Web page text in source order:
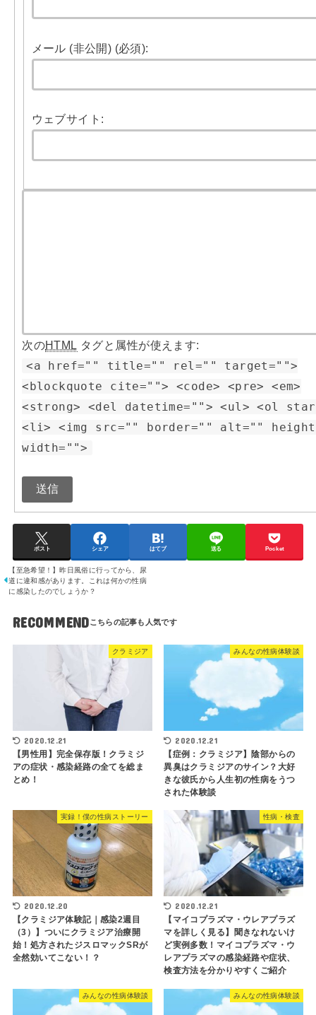
メール (非公開) (必須):
ウェブサイト:
次のHTML タグと属性が使えます:
<a href="" title="" rel="" target="">
<blockquote cite=""> <code> <pre> <em>
<strong> <del datetime=""> <ul> <ol
<li> <img src="" border="" alt=""
width="">
送信
ポスト シェア はてブ 送る Pocket
【至急希望！】昨日風俗に行ってから、尿
道に違和感があります。これは何かの性病
に感染したのでしょうか？
RECOMMEND
クラミジア
2020.12.21
【男性用】完全保存版！クラミジ
アの症状・感染経路の全てを総ま
とめ！
みんなの性病体験談
2020.12.21
【症例：クラミジア】陰部からの
異臭はクラミジアのサイン？大好
きな彼氏から人生初の性病をうつ
された体験談
実録！僕の性病ストーリー
2020.12.20
【クラミジア体験記｜感染2週目
（3）】ついにクラミジア治療開
始！処方されたジスロマックSRが
全然効いてこない！？
性病・検査
2020.12.21
【マイコプラズマ・ウレアプラズ
マを詳しく見る】聞きなれないけ
ど実例多数！マイコプラズマ・ウ
レアプラズマの感染経路や症状、
検査方法を分かりやすくご紹介
みんなの性病体験談 みんなの性病体験談